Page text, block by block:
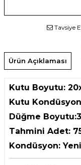
Tavsiye
Ürün Açıklaması
Kutu Boyutu:
Kutu
Düğme
Tahmini Adet:
Kondüsyon: Yeni